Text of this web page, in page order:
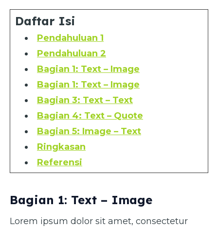
Daftar Isi
Pendahuluan 1
Pendahuluan 2
Bagian 1: Text – Image
Bagian 1: Text – Image
Bagian 3: Text – Text
Bagian 4: Text – Quote
Bagian 5: Image – Text
Ringkasan
Referensi
Bagian 1: Text – Image
Lorem ipsum dolor sit amet, consectetur